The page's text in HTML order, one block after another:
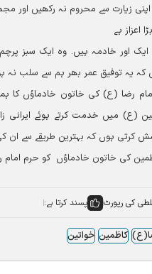
زیارت سے محروم نہ رکھیں اور
ہے
اور خادمہ ہیں۔ وہ ایک سبز پرچم
کہ یہ توفیق عمر بھر ہم سے سلب نہ
(ع) کی خاتون خادماؤں کا ہمارے
(ع) میں خدمت کرتے ہوئے ایرانی
ہوں کہ بہترین طریقے سے ان
کی خاتون خادماؤں کو حرم امام
کی رپورٹ پسند کرتا ہے:
کاظمین خواتین